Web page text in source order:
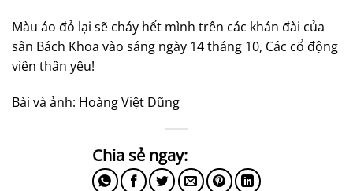
Màu áo đỏ lại sẽ cháy hết mình trên các khán đài của
sân Bách Khoa vào sáng ngày 14 tháng 10, Các cổ động
viên thân yêu!
Bài và ảnh: Hoàng Việt Dũng